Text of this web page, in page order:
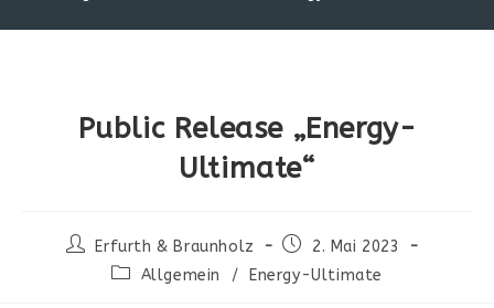
Public Release „Energy-
Ultimate“
Beitrags-
Autor:
Erfurth & Braunholz
Beitrag
veröffentlicht:
2. Mai 2023
Beitrags-
Allgemein / Energy-Ultimate